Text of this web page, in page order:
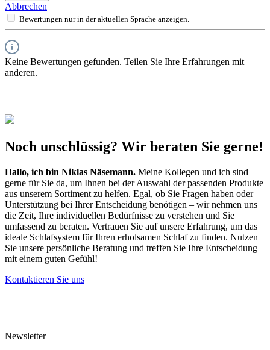
Abbrechen
Bewertungen nur in der aktuellen Sprache anzeigen.
Keine Bewertungen gefunden. Teilen Sie Ihre Erfahrungen mit
anderen.
Noch unschlüssig? Wir beraten Sie gerne!
Hallo, ich bin Niklas Näsemann. Meine Kollegen und ich sind
gerne für Sie da, um Ihnen bei der Auswahl der passenden Produkte
aus unserem Sortiment zu helfen. Egal, ob Sie Fragen haben oder
Unterstützung bei Ihrer Entscheidung benötigen – wir nehmen uns
die Zeit, Ihre individuellen Bedürfnisse zu verstehen und Sie
umfassend zu beraten. Vertrauen Sie auf unsere Erfahrung, um das
ideale Schlafsystem für Ihren erholsamen Schlaf zu finden. Nutzen
Sie unsere persönliche Beratung und treffen Sie Ihre Entscheidung
mit einem guten Gefühl!
Kontaktieren Sie uns
Newsletter